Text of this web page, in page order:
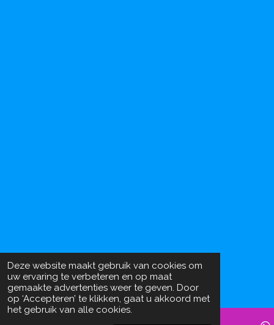
Deze website maakt gebruik van cookies om
uw ervaring te verbeteren en op maat
gemaakte advertenties weer te geven. Door
op ‘Accepteren’ te klikken, gaat u akkoord met
het gebruik van alle cookies.